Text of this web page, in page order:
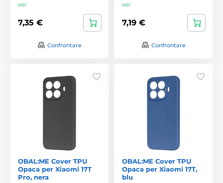
voi
7,35 €
Confrontare
voi
7,19 €
Confrontare
OBAL:ME Cover TPU
Opaca per Xiaomi 17T
Pro, nera
OBAL:ME Cover TPU
Opaca per Xiaomi 17T,
blu